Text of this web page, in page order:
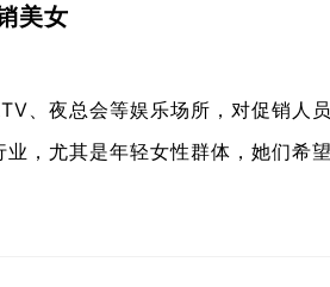
美女
、夜总会等娱乐场所，对促销人
，尤其是年轻女性群体，她们希